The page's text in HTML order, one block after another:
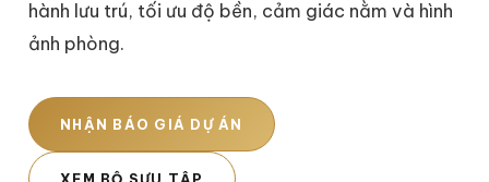
hành lưu trú, tối ưu độ bền, cảm giác nằm và hình
ảnh phòng.
NHẬN BÁO GIÁ DỰ ÁN
XEM BỘ SƯU TẬP